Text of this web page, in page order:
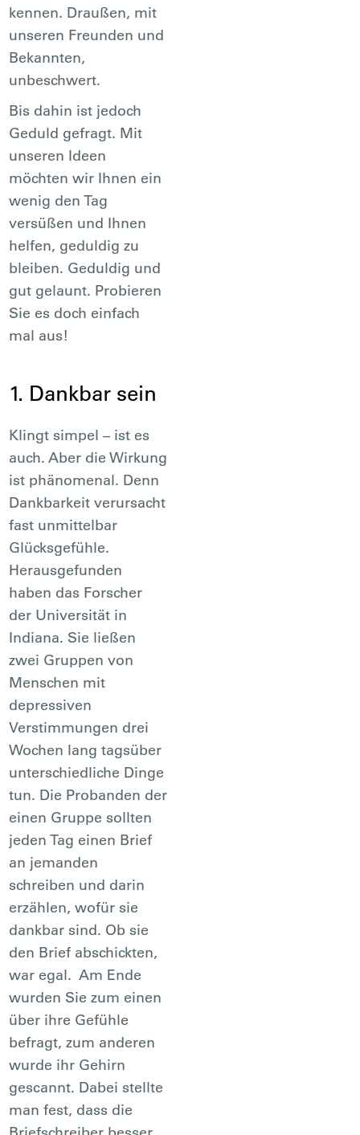
kennen. Draußen, mit
unseren Freunden und
Bekannten,
unbeschwert.
Bis dahin ist jedoch
Geduld gefragt. Mit
unseren Ideen
möchten wir Ihnen ein
wenig den Tag
versüßen und Ihnen
helfen, geduldig zu
bleiben. Geduldig und
gut gelaunt. Probieren
Sie es doch einfach
mal aus!
1. Dankbar sein
Klingt simpel – ist es
auch. Aber die Wirkung
ist phänomenal. Denn
Dankbarkeit verursacht
fast unmittelbar
Glücksgefühle.
Herausgefunden
haben das Forscher
der Universität in
Indiana. Sie ließen
zwei Gruppen von
Menschen mit
depressiven
Verstimmungen drei
Wochen lang tagsüber
unterschiedliche Dinge
tun. Die Probanden der
einen Gruppe sollten
jeden Tag einen Brief
an jemanden
schreiben und darin
erzählen, wofür sie
dankbar sind. Ob sie
den Brief abschickten,
war egal. Am Ende
wurden Sie zum einen
über ihre Gefühle
befragt, zum anderen
wurde ihr Gehirn
gescannt. Dabei stellte
man fest, dass die